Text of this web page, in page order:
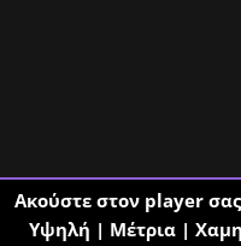
Ακούστε στον player
Υψηλή | Μέτρια|